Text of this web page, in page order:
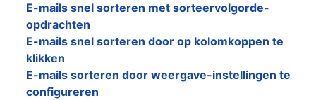
E-mails snel sorteren met sorteervolgorde-
opdrachten
E-mails snel sorteren door op kolomkoppen te
klikken
E-mails sorteren door weergave-instellingen te
configureren